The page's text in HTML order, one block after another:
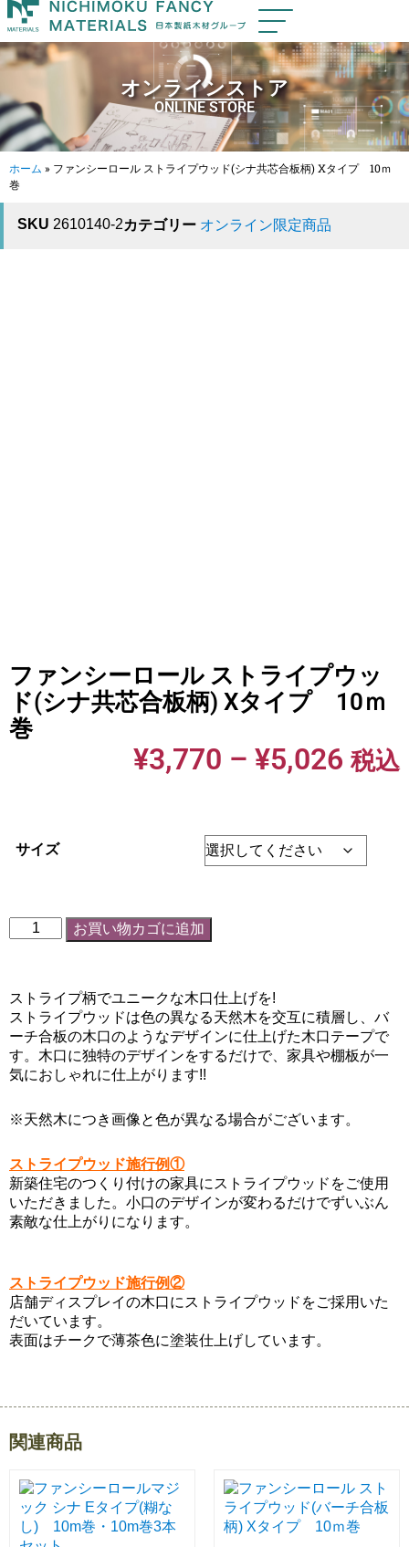
オンラインストア
ONLINE STORE
ホーム » ファンシーロール ストライプウッド(シナ共芯合板柄) Xタイプ 10ｍ
巻
SKU 2610140-2カテゴリー オンライン限定商品
ファンシーロール ストライプウッ
ド(シナ共芯合板柄) Xタイプ 10ｍ
巻
¥3,770 – ¥5,026 税込
サイズ
お買い物カゴに追加
ストライプ柄でユニークな木口仕上げを!
ストライプウッドは色の異なる天然木を交互に積層し、バ
ーチ合板の木口のようなデザインに仕上げた木口テープで
す。木口に独特のデザインをするだけで、家具や棚板が一
気におしゃれに仕上がります!!
※天然木につき画像と色が異なる場合がございます。
ストライプウッド施行例①
新築住宅のつくり付けの家具にストライプウッドをご使用
いただきました。小口のデザインが変わるだけでずいぶん
素敵な仕上がりになります。
ストライプウッド施行例②
店舗ディスプレイの木口にストライプウッドをご採用いた
だいています。
表面はチークで薄茶色に塗装仕上げしています。
関連商品